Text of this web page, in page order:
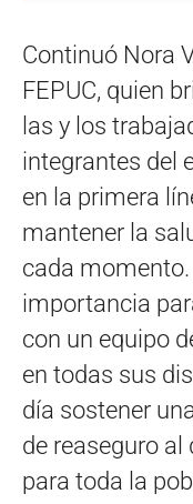
Continuó Nora
FEPUC, quien
las y los
integrantes del
en la primera
mantener la
cada momento.
importancia
con un equipo
en todas sus
día sostener
de reaseguro al
para toda la